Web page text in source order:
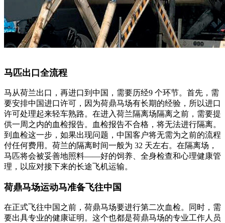
马匹出口全流程
马从荷兰出口，再进口到中国，需要历经9 个环节。首先，需
要安排中国进口许可，因为荷鼎马场有长期的经验，所以进口
许可处理起来轻车熟路。在进入荷兰隔离场隔离之前，需要提
供一周之内的血检报告。血检报告不合格，将无法进行隔离。
到血检这一步，如果出现问题，中国客户将无需为之前的流程
付任何费用。荷兰的隔离时间一般为 32 天左右。在隔离场，
马匹将会被妥善地照料——好的饲养、全身检查和心理健康管
理，以应对接下来的长途飞机运输。
荷鼎马场运动马准备飞往中国
在正式飞往中国之前，荷鼎马场要进行第二次血检。同时，需
要出具专业的健康证明。这个也都是荷鼎马场的专业工作人员